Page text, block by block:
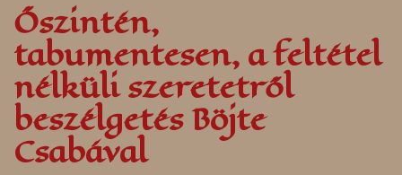
Őszintén,
tabumentesen, a feltétel
nélküli szeretetről
beszélgetés Böjte
Csabával